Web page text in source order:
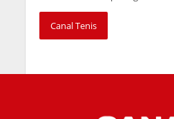
Canal Tenis